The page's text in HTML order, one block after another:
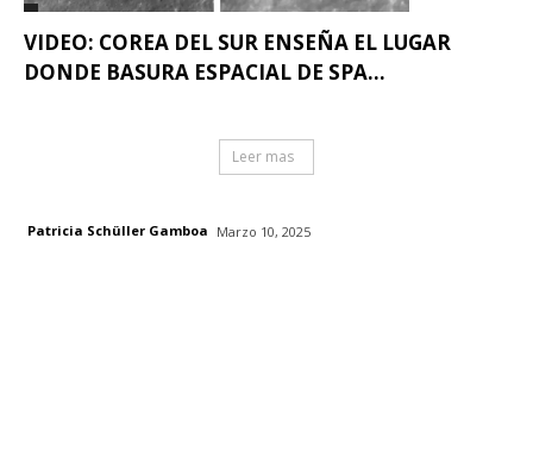
VIDEO: COREA DEL SUR ENSEÑA EL LUGAR
DONDE BASURA ESPACIAL DE SPA...
Leer mas
Patricia Schüller Gamboa Marzo 10, 2025